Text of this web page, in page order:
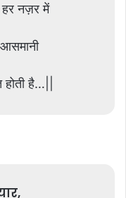
हर नज़र में
है…||